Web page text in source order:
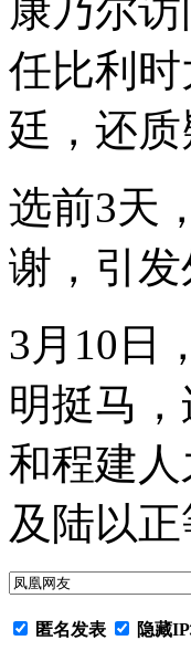
康乃尔
任比利
廷，还
选前3天
谢，引发
3月10日
明挺马
和程建
及陆以正
匿名发表 隐藏